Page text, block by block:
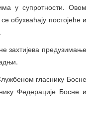
у супротности. Овом
обухваћају постојеће и
захтијева предузимање
гласнику Босне
Федерације Босне и